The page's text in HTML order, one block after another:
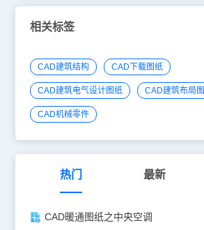
相关标签
CAD建筑结构 CAD下载图纸
CAD建筑电气设计图纸 CAD建筑布局图
CAD机械零件
热门 最新
CAD暖通图纸之中央空调